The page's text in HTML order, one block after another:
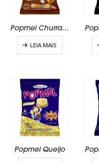
Popmel Churrasco
LEIA MAIS
Popmel Queijo